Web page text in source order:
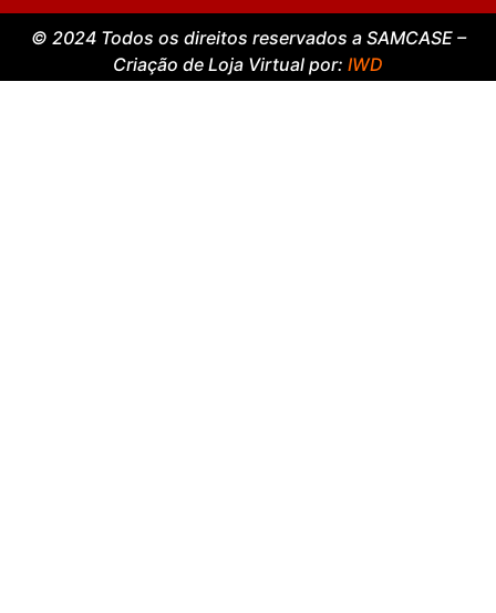
© 2024 Todos os direitos reservados a SAMCASE –
Criação de Loja Virtual por: IWD